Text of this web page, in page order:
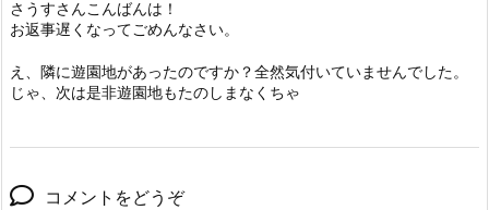
さうすさんこんばんは！
お返事遅くなってごめんなさい。
え、隣に遊園地があったのですか？全然気付いていませんでした。
じゃ、次は是非遊園地もたのしまなくちゃ
コメントをどうぞ